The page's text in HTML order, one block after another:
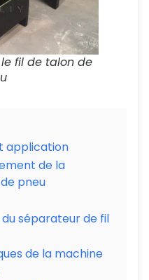
fil de talon de
application
de la
pneu
séparateur de fil
de la machine